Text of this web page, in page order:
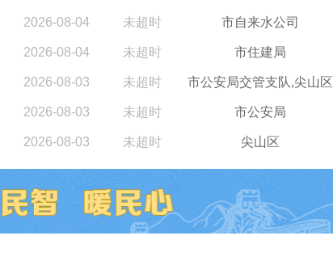
2026-08-04 未超时 市自来水公司
2026-08-04 未超时 市住建局
2026-08-03 未超时 市公安局交管支队,尖山区
2026-08-03 未超时 市公安局
2026-08-03 未超时 尖山区